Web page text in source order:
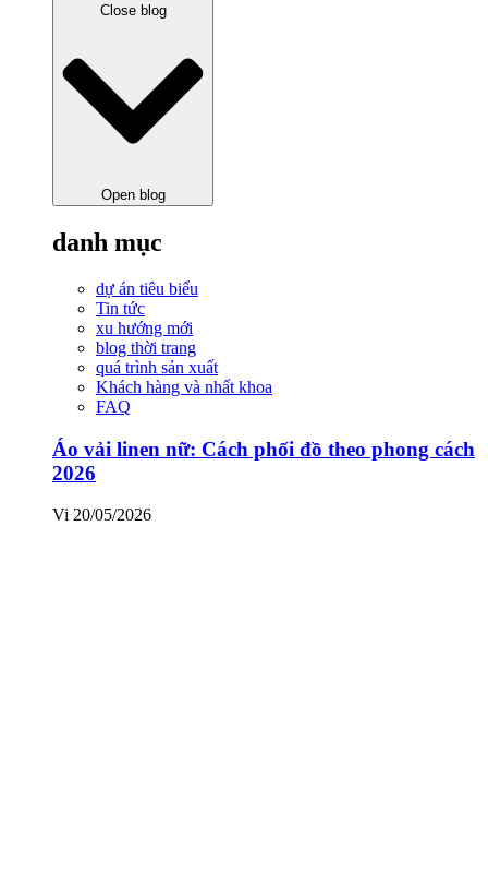
Close blog
Open blog
danh mục
dự án tiêu biểu
Tin tức
xu hướng mới
blog thời trang
quá trình sản xuất
Khách hàng và nhất khoa
FAQ
Áo vải linen nữ: Cách phối đồ theo phong cách
2026
Vi 20/05/2026